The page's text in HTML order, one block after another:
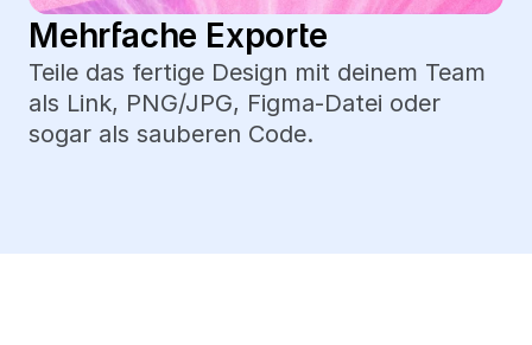
Mehrfache Exporte
Teile das fertige Design mit deinem Team
als Link, PNG/JPG, Figma-Datei oder
sogar als sauberen Code.